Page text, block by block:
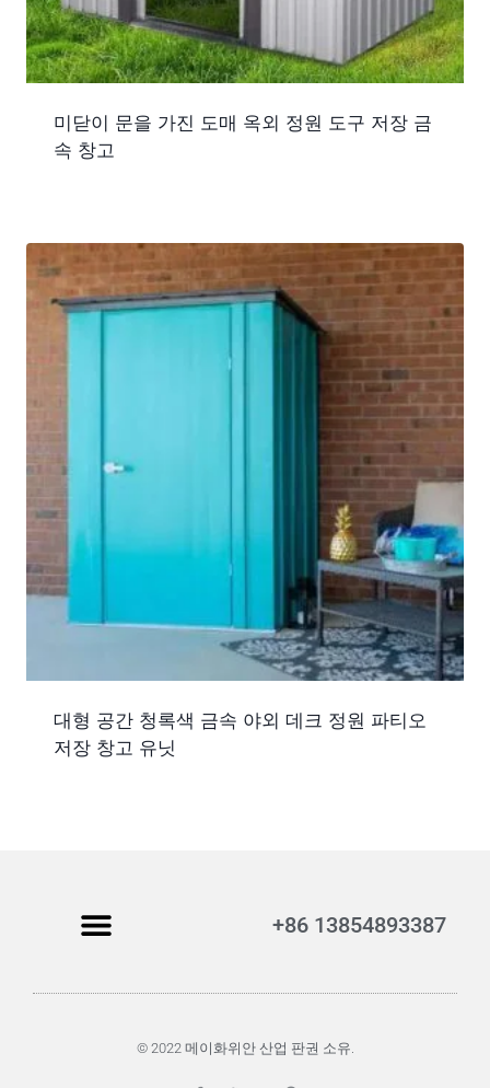
미닫이 문을 가진 도매 옥외 정원 도구 저장 금
속 창고
대형 공간 청록색 금속 야외 데크 정원 파티오
저장 창고 유닛
+86 13854893387
© 2022 메이화위안 산업 판권 소유.